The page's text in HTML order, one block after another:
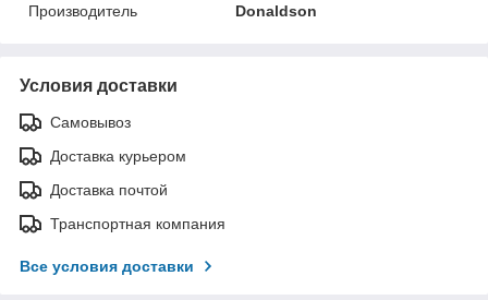
Производитель
Donaldson
Условия доставки
Самовывоз
Доставка курьером
Доставка почтой
Транспортная компания
Все условия доставки